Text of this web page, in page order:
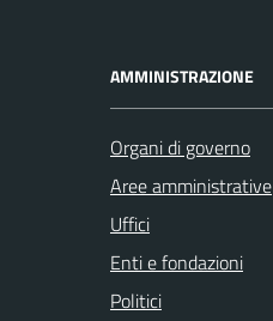
AMMINISTRAZIONE
Organi di governo
Aree amministrative
Uffici
Enti e fondazioni
Politici